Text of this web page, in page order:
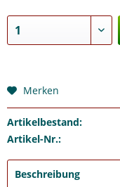
Merken
Artikelbestand:
Artikel-Nr.:
Beschreibung